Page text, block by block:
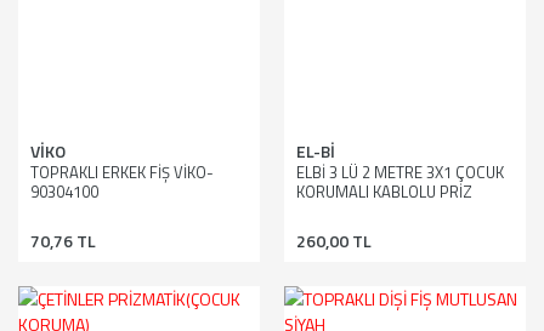
VİKO
TOPRAKLI ERKEK FİŞ VİKO-
90304100
70,76 TL
EL-Bİ
ELBİ 3 LÜ 2 METRE 3X1 ÇOCUK
KORUMALI KABLOLU PRİZ
260,00 TL